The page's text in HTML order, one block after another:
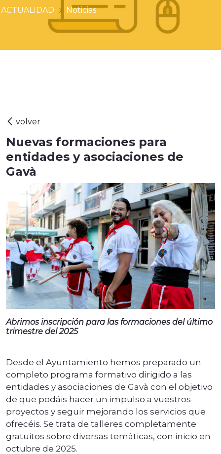
ACTUALIDAD Noticias
Nuevas formaciones para
entidades y asociaciones de
Gavà
Abrimos inscripción para las formaciones del último
trimestre del 2025
Desde el Ayuntamiento hemos preparado un
completo programa formativo dirigido a las
entidades y asociaciones de Gavà con el objetivo
de que podáis hacer un impulso a vuestros
proyectos y seguir mejorando los servicios que
ofrecéis. Se trata de talleres completamente
gratuitos sobre diversas temáticas, con inicio en
octubre de 2025.